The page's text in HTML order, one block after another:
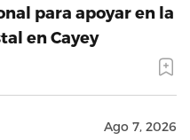
para apoyar en la
en Cayey
Ago 7, 2026